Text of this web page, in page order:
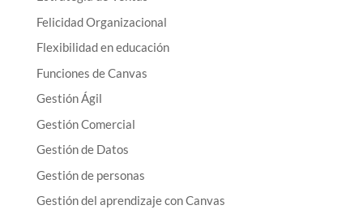
Felicidad Organizacional
Flexibilidad en educación
Funciones de Canvas
Gestión Ágil
Gestión Comercial
Gestión de Datos
Gestión de personas
Gestión del aprendizaje con Canvas